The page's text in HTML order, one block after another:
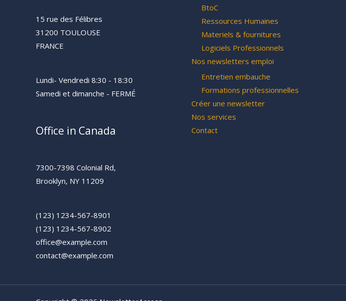
15 rue des Félibres
31200 TOULOUSE
FRANCE
Lundi- Vendredi 8:30 - 18:30
Samedi et dimanche - FERMÉ
Office in Canada
7300-7398 Colonial Rd,
Brooklyn, NY 11209
(123) 1234-567-8901
(123) 1234-567-8902
office@example.com
contact@example.com
BtoC
Ressources Humaines
Materiels & fournitures
Logiciels Professionnels
Nos newsletters emploi
Entretien embauche
Formations professionnelles
Créer une newsletter
Nos services
Contact